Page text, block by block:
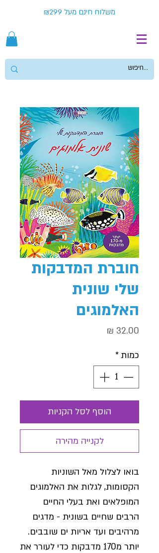
משלוח חינם מעל ₪299
חוברת המדבקות
שלי שונית
האלמוגים
כמות*
הוסף לסל הקניות
לקנייה מהירה
בואו לצלול מאל השוניות
הקסומות, לגלות את האלמוגים
המופלאים ואת בעלי החיים
הרבים שחיים בשונית - מדגים
מרהיבים ועד אריות ים שובבים.
יותר מ170 מדבקות כדי לעורר את